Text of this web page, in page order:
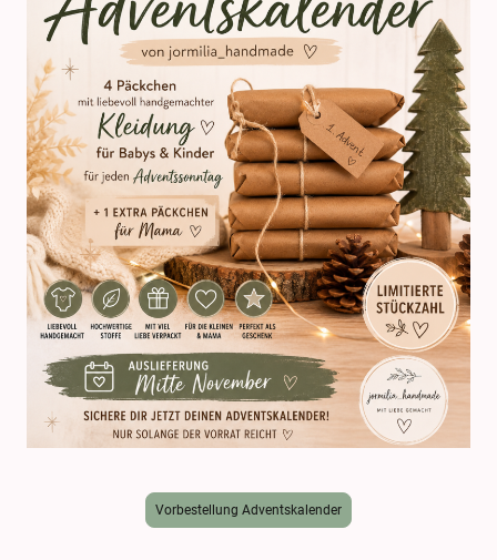
Vorbestellung Adventskalender